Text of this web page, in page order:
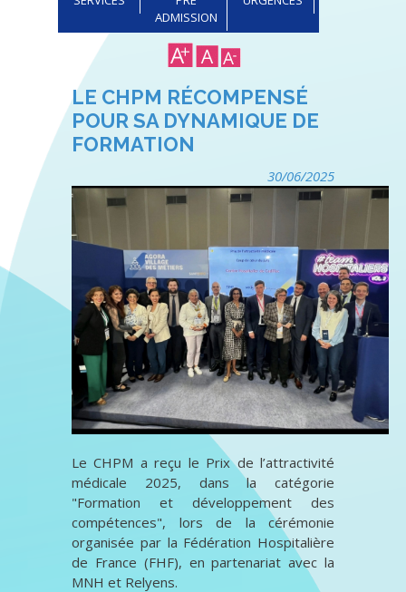
ADMISSION
LE CHPM RÉCOMPENSÉ
POUR SA DYNAMIQUE DE
FORMATION
30/06/2025
Le CHPM a reçu le Prix de l’attractivité
médicale 2025, dans la catégorie
"Formation et développement des
compétences", lors de la cérémonie
organisée par la Fédération Hospitalière
de France (FHF), en partenariat avec la
MNH et Relyens.